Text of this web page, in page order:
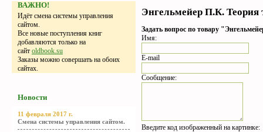
ВАЖНО!
Идёт смена системы управления
сайтом.
Все новые поступления книг
добавляются только на
сайт oldbook.su
Заказы можно совершать на обоих
сайтах.
Новости
11 февраля 2017 г.
Смена системы управления сайтом.
Энгельмейер П.К. Теория
Задать вопрос по товару
Имя:
E-mail
Сообщение:
Введите код изображенный на картинке: